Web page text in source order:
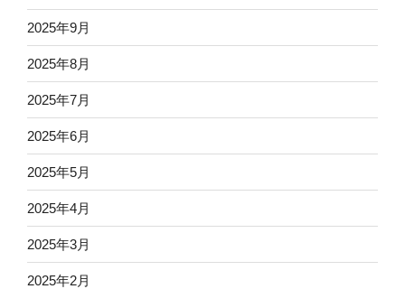
2025年9月
2025年8月
2025年7月
2025年6月
2025年5月
2025年4月
2025年3月
2025年2月